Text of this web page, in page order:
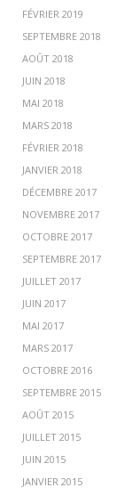
FÉVRIER 2019
SEPTEMBRE 2018
AOÛT 2018
JUIN 2018
MAI 2018
MARS 2018
FÉVRIER 2018
JANVIER 2018
DÉCEMBRE 2017
NOVEMBRE 2017
OCTOBRE 2017
SEPTEMBRE 2017
JUILLET 2017
JUIN 2017
MAI 2017
MARS 2017
OCTOBRE 2016
SEPTEMBRE 2015
AOÛT 2015
JUILLET 2015
JUIN 2015
JANVIER 2015